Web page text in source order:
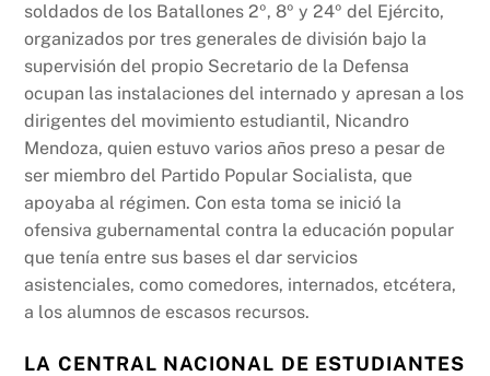
soldados de los Batallones 2º, 8º y 24º del Ejército,
organizados por tres generales de división bajo la
supervisión del propio Secretario de la Defensa
ocupan las instalaciones del internado y apresan a los
dirigentes del movimiento estudiantil, Nicandro
Mendoza, quien estuvo varios años preso a pesar de
ser miembro del Partido Popular Socialista, que
apoyaba al régimen. Con esta toma se inició la
ofensiva gubernamental contra la educación popular
que tenía entre sus bases el dar servicios
asistenciales, como comedores, internados, etcétera,
a los alumnos de escasos recursos.
LA CENTRAL NACIONAL DE ESTUDIANTES